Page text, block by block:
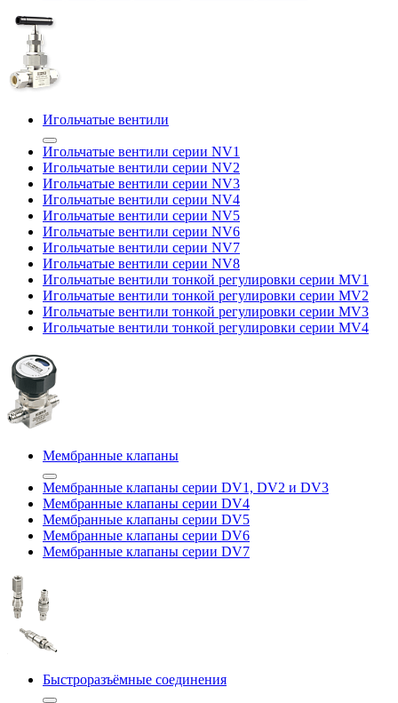
Игольчатые вентили
Игольчатые вентили серии NV1
Игольчатые вентили серии NV2
Игольчатые вентили серии NV3
Игольчатые вентили серии NV4
Игольчатые вентили серии NV5
Игольчатые вентили серии NV6
Игольчатые вентили серии NV7
Игольчатые вентили серии NV8
Игольчатые вентили тонкой регулировки серии MV1
Игольчатые вентили тонкой регулировки серии MV2
Игольчатые вентили тонкой регулировки серии MV3
Игольчатые вентили тонкой регулировки серии MV4
Мембранные клапаны
Мембранные клапаны серии DV1, DV2 и DV3
Мембранные клапаны серии DV4
Мембранные клапаны серии DV5
Мембранные клапаны серии DV6
Мембранные клапаны серии DV7
Быстроразъёмные соединения